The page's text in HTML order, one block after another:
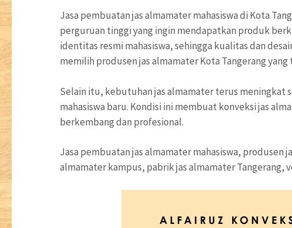
Jasa pembuatan jas almamater mahasiswa di Kota
perguruan tinggi yang ingin mendapatkan produk
identitas resmi mahasiswa, sehingga kualitas dan
memilih produsen jas almamater Kota Tangerang
Selain itu, kebutuhan jas almamater terus meningkat
mahasiswa baru. Kondisi ini membuat konveksi jas
berkembang dan profesional.
Jasa pembuatan jas almamater mahasiswa, produsen
almamater kampus, pabrik jas almamater Tangerang,